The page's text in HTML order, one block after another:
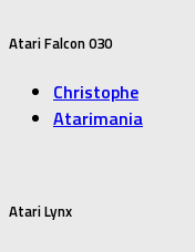
Atari Falcon 030
Christophe
Atarimania
Atari Lynx